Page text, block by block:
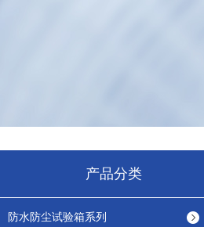
产品分类
防水防尘试验箱系列